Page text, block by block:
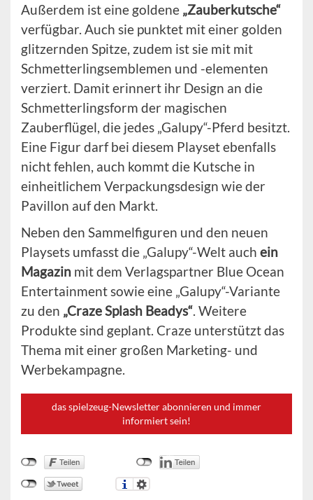
Außerdem ist eine goldene „Zauberkutsche“
verfügbar. Auch sie punktet mit einer golden
glitzernden Spitze, zudem ist sie mit mit
Schmetterlingsemblemen und -elementen
verziert. Damit erinnert ihr Design an die
Schmetterlingsform der magischen
Zauberflügel, die jedes „Galupy“-Pferd besitzt.
Eine Figur darf bei diesem Playset ebenfalls
nicht fehlen, auch kommt die Kutsche in
einheitlichem Verpackungsdesign wie der
Pavillon auf den Markt.
Neben den Sammelfiguren und den neuen
Playsets umfasst die „Galupy“-Welt auch ein
Magazin mit dem Verlagspartner Blue Ocean
Entertainment sowie eine „Galupy“-Variante
zu den „Craze Splash Beadys“. Weitere
Produkte sind geplant. Craze unterstützt das
Thema mit einer großen Marketing- und
Werbekampagne.
das spielzeug-Newsletter abonnieren und immer
informiert sein!